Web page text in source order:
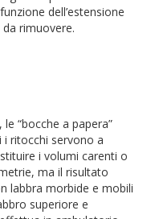
dell’estensione
rimuovere.
“bocche a papera”
ritocchi servono a
i volumi carenti o
ma il risultato
labbra morbide e mobili
superiore e